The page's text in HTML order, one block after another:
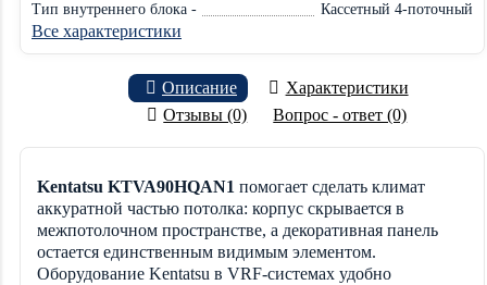
Тип внутреннего блока -
Кассетный 4-поточный
Все характеристики
Описание
Характеристики
Отзывы (0)
Вопрос - ответ (0)
Kentatsu KTVA90HQAN1 помогает сделать климат
аккуратной частью потолка: корпус скрывается в
межпотолочном пространстве, а декоративная панель
остается единственным видимым элементом.
Оборудование Kentatsu в VRF-системах удобно